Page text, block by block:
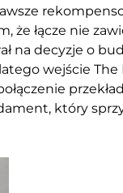
że łącze nie
na decyzje o
wejście
który